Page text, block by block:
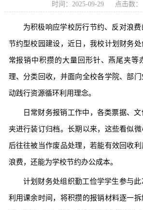
时间：2025-09-29 点击数：
为积极响应学校厉行节约、反对浪
节约型校园建设，近日，我校计划财务
常报销中积攒的大量回形针、燕尾夹等
理、分类回收，并面向全校各学院、部
动践行资源循环利用理念。
日常财务报销工作中，各类票据、
夹进行装订归档。长期以来，这些看似
后往往被当作废品处理，若能有效回收
浪费，还能为学校节约办公成本。
计划财务处组织勤工俭学学生参与此
利用课余时间，将积攒的报销材料逐一